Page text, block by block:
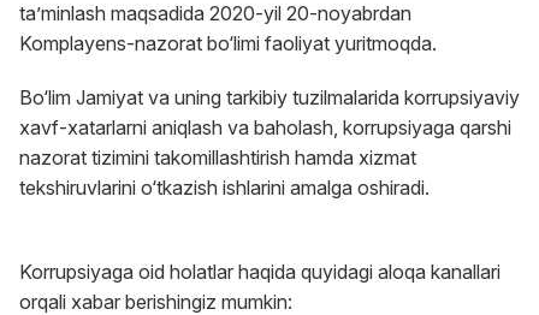
ta’minlash maqsadida 2020-yil 20-noyabrdan
Komplayens-nazorat bo‘limi faoliyat yuritmoqda.
Bo‘lim Jamiyat va uning tarkibiy tuzilmalarida korrupsiyaviy
xavf-xatarlarni aniqlash va baholash, korrupsiyaga qarshi
nazorat tizimini takomillashtirish hamda xizmat
tekshiruvlarini o‘tkazish ishlarini amalga oshiradi.
Korrupsiyaga oid holatlar haqida quyidagi aloqa kanallari
orqali xabar berishingiz mumkin: